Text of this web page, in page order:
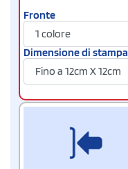
Fronte
Dimensione di stampa